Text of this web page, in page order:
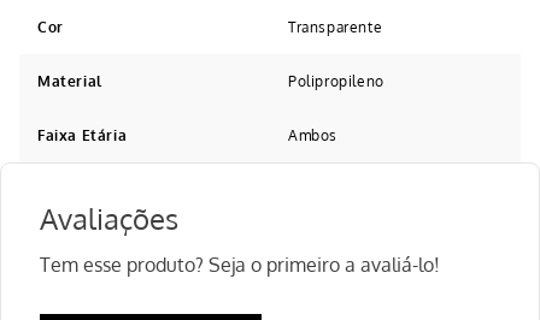
Cor Transparente
Material Polipropileno
Faixa Etária Ambos
Avaliações
Tem esse produto? Seja o primeiro a avaliá-lo!